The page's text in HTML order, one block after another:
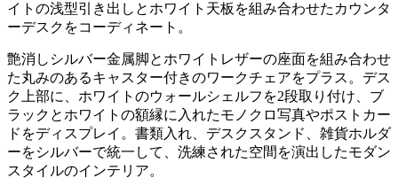
イトの浅型引き出しとホワイト天板を組み合わせたカウンタ
ーデスクをコーディネート。
艶消しシルバー金属脚とホワイトレザーの座面を組み合わせ
た丸みのあるキャスター付きのワークチェアをプラス。デス
ク上部に、ホワイトのウォールシェルフを2段取り付け、ブ
ラックとホワイトの額縁に入れたモノクロ写真やポストカー
ドをディスプレイ。書類入れ、デスクスタンド、雑貨ホルダ
ーをシルバーで統一して、洗練された空間を演出したモダン
スタイルのインテリア。